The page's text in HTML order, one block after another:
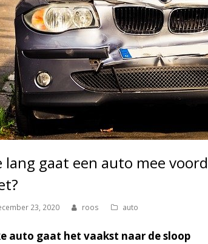
lang gaat een auto mee
23, 2020 roos auto
auto gaat het vaakst naar de sloop